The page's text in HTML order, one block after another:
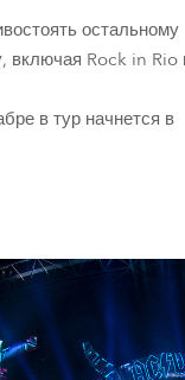
остальному
включая Rock in Rio
в тур начнется в